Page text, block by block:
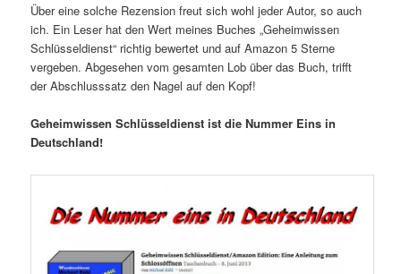
Über eine solche Rezension freut sich wohl jeder Autor, so auch
ich. Ein Leser hat den Wert meines Buches „Geheimwissen
Schlüsseldienst“ richtig bewertet und auf Amazon 5 Sterne
vergeben. Abgesehen vom gesamten Lob über das Buch, trifft
der Abschlusssatz den Nagel auf den Kopf!
Geheimwissen Schlüsseldienst ist die Nummer Eins in
Deutschland!